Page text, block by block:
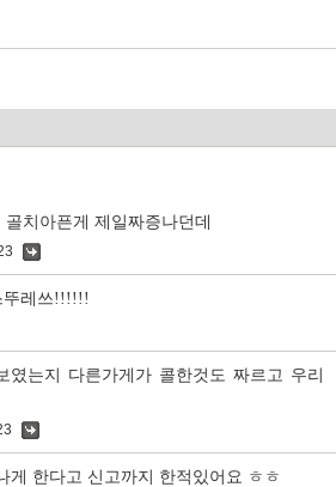
치아픈게 제일짜증나던데
뚜레쓰!!!!!!
였는지 다른가게가 콜한것도 짜르고 우리
게 한다고 신고까지 한적있어요 ㅎㅎ